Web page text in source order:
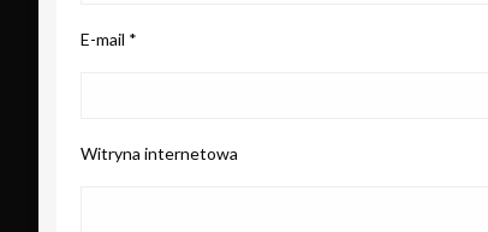
E-mail *
Witryna internetowa